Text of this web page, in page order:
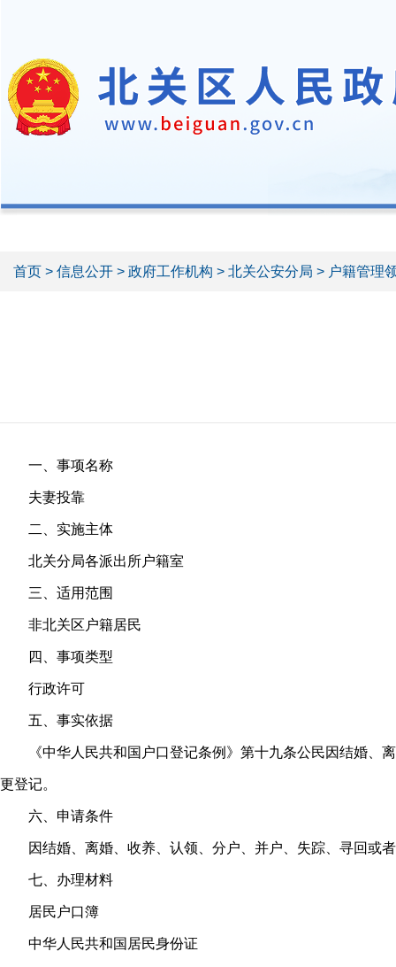
首页 > 信息公开 > 政府工作机构 > 北关公安分局 > 户籍管理
一、事项名称
夫妻投靠
二、实施主体
北关分局各派出所户籍室
三、适用范围
非北关区户籍居民
四、事项类型
行政许可
五、事实依据
《中华人民共和国户口登记条例》第十九条公民因结婚
更登记。
六、申请条件
因结婚、离婚、收养、认领、分户、并户、失踪、寻回或
七、办理材料
居民户口簿
中华人民共和国居民身份证